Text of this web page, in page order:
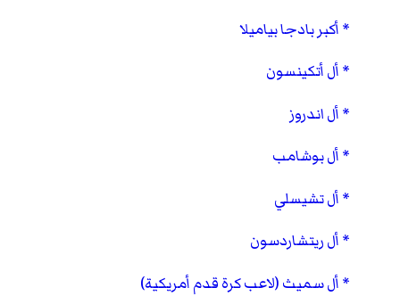
أكبر بادجا بياميلا
أل أتكينسون
أل اندروز
أل بوشامب
أل تشيسلي
أل ريتشاردسون
أل سميث (لاعب كرة قدم أمريكية)